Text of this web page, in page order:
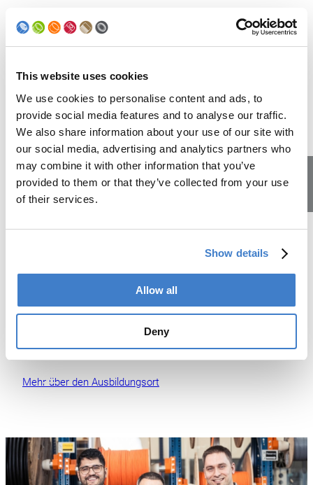
This website uses cookies
We use cookies to personalise content and ads, to
provide social media features and to analyse our traffic.
We also share information about your use of our site with
our social media, advertising and analytics partners who
may combine it with other information that you’ve
provided to them or that they’ve collected from your use
of their services.
Show details
Allow all
Deny
Dein Ausbildungsort in Bergdietikon
regelmässiger Verbindungen, ganz einfach zu erreichen.
Über Mittag kannst du dich in unserem Personalrestaurant
Oder du nutzt die Zeit für etwas Sport an der frischen Luft
Mehr über den Ausbildungsort